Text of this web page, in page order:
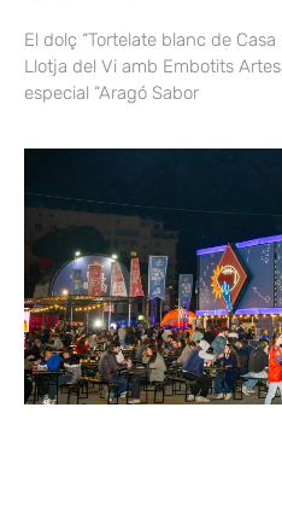
El dolç “Tortelate blanc de Casa
Llotja del Vi amb Embotits
especial “Aragó Sabor